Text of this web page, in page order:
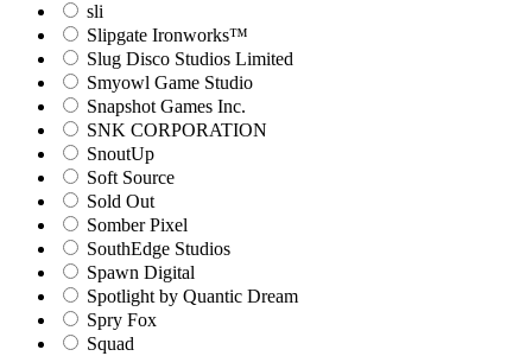
sli
Slipgate Ironworks™
Slug Disco Studios Limited
Smyowl Game Studio
Snapshot Games Inc.
SNK CORPORATION
SnoutUp
Soft Source
Sold Out
Somber Pixel
SouthEdge Studios
Spawn Digital
Spotlight by Quantic Dream
Spry Fox
Squad